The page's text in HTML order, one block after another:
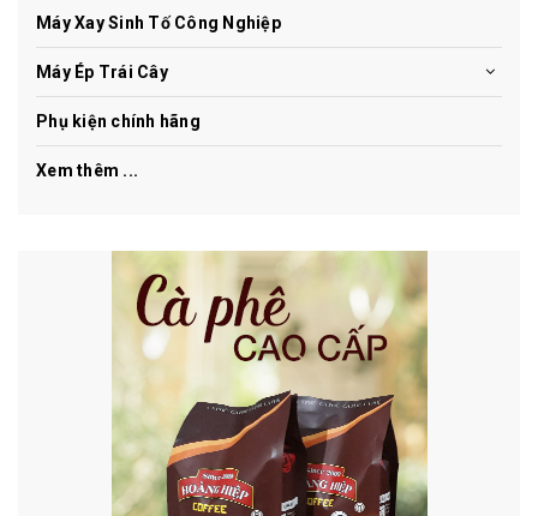
Máy Xay Sinh Tố Công Nghiệp
Máy Ép Trái Cây
Phụ kiện chính hãng
Xem thêm ...